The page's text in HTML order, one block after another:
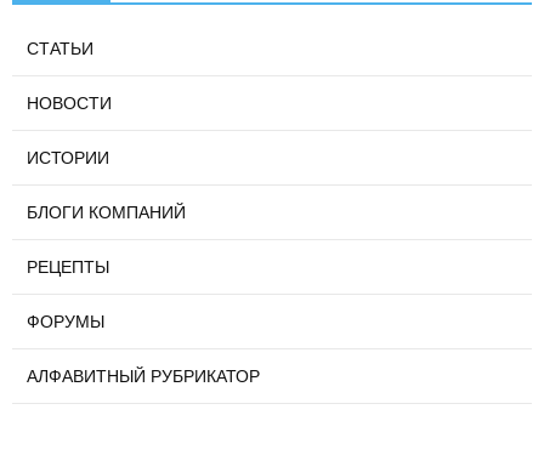
СТАТЬИ
НОВОСТИ
ИСТОРИИ
БЛОГИ КОМПАНИЙ
РЕЦЕПТЫ
ФОРУМЫ
АЛФАВИТНЫЙ РУБРИКАТОР